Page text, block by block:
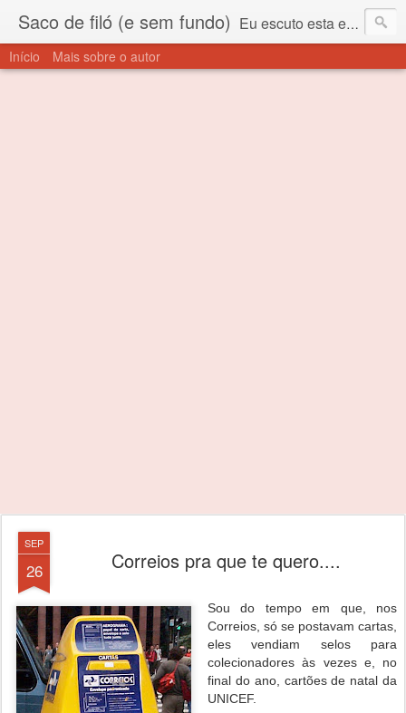
Saco de filó (e sem fundo) Eu escuto esta expressão "saco de filó" desde criança. Para quem não sabe, filó é um tecido todo furadinho e permite que um saco feito com ele, mesmo que muito exposto ao ar soprado para dentro, nunca vai se encher. Aí está o propósito deste nome... Para viver em sociedade tem que ter saco de filó.
Início Mais sobre o autor
SEP
26 Correios pra que te quero....
Sou do tempo em que, nos
Correios, só se postavam cartas,
eles vendiam selos para
colecionadores às vezes e, no
final do ano, cartões de natal da
UNICEF.